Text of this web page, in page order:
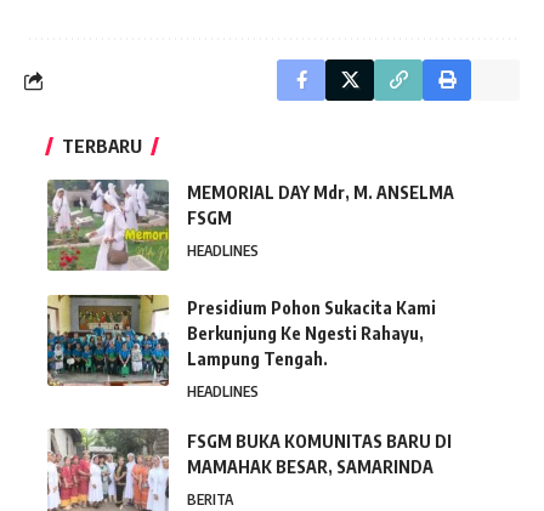
TERBARU
MEMORIAL DAY Mdr, M. ANSELMA
FSGM
HEADLINES
Presidium Pohon Sukacita Kami
Berkunjung Ke Ngesti Rahayu,
Lampung Tengah.
HEADLINES
FSGM BUKA KOMUNITAS BARU DI
MAMAHAK BESAR, SAMARINDA
BERITA